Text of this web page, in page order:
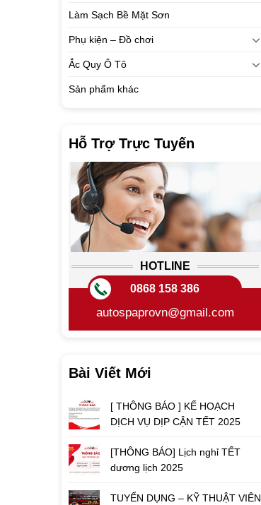
Làm Sạch Bề Mặt Sơn
Phụ kiện – Đồ chơi
Ắc Quy Ô Tô
Sản phẩm khác
Hỗ Trợ Trực Tuyến
HOTLINE
0868 158 386
autospaprovn@gmail.com
Bài Viết Mới
[ THÔNG BÁO ] KẾ HOẠCH
DỊCH VỤ DỊP CẬN TẾT 2025
[THÔNG BÁO] Lịch nghỉ TẾT
dương lịch 2025
TUYỂN DỤNG – KỸ THUẬT VIÊN